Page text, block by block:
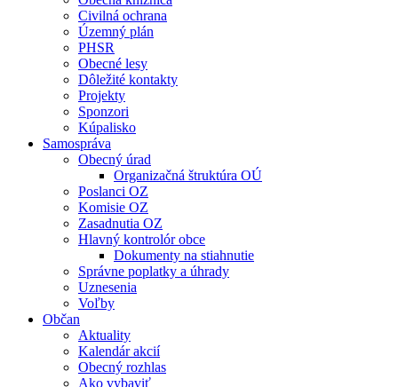
Civilná ochrana
Územný plán
PHSR
Obecné lesy
Dôležité kontakty
Projekty
Sponzori
Kúpalisko
Samospráva
Obecný úrad
Organizačná štruktúra OÚ
Poslanci OZ
Komisie OZ
Zasadnutia OZ
Hlavný kontrolór obce
Dokumenty na stiahnutie
Správne poplatky a úhrady
Uznesenia
Voľby
Občan
Aktuality
Kalendár akcií
Obecný rozhlas
Ako vybaviť